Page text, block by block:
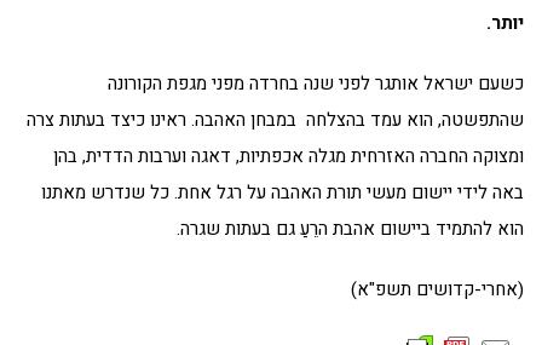
יותר.
כשעם ישראל אותגר לפני שנה בחרדה מפני מגפת הקורונה
שהתפשטה, הוא עמד בהצלחה במבחן האהבה. ראינו כיצד בעתות צרה
ומצוקה החברה האזרחית מגלה אכפתיות, דאגה וערבות הדדית, בהן
באה לידי יישום מעשי תורת האהבה על רגל אחת. כל שנדרש מאתנו
הוא להתמיד ביישום אהבת הרֵעַ גם בעתות שגרה.
(אחרי-קדושים תשפ"א)